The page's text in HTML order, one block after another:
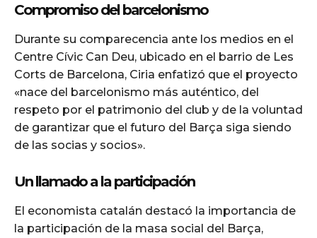
Compromiso del barcelonismo
Durante su comparecencia ante los medios en el
Centre Cívic Can Deu, ubicado en el barrio de Les
Corts de Barcelona, Ciria enfatizó que el proyecto
«nace del barcelonismo más auténtico, del
respeto por el patrimonio del club y de la voluntad
de garantizar que el futuro del Barça siga siendo
de las socias y socios».
Un llamado a la participación
El economista catalán destacó la importancia de
la participación de la masa social del Barça,